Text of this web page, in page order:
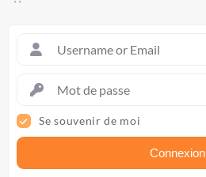
Se souvenir de moi
Connexion